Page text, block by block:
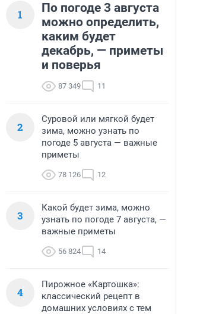
1
По погоде 3 августа
можно определить,
каким будет
декабрь, — приметы
и поверья
87 349 11
2
Суровой или мягкой будет
зима, можно узнать по
погоде 5 августа — важные
приметы
78 126 12
3
Какой будет зима, можно
узнать по погоде 7 августа, —
важные приметы
56 824 14
4
Пирожное «Картошка»:
классический рецепт в
домашних условиях с тем